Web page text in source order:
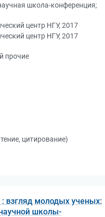
школа-конференция;
центр НГУ, 2017
центр НГУ, 2017
прочие
цитирование)
взгляд молодых ученых:
школы-